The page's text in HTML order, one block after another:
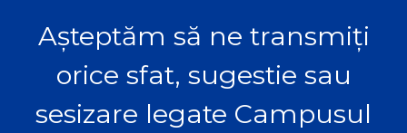
Așteptăm să ne transmiți
orice sfat, sugestie sau
sesizare legate Campusul